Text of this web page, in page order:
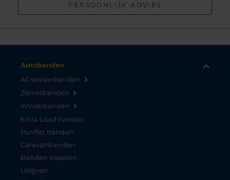
PERSOONLIJK ADVIES
Autobanden
All-seasonbanden
Zomerbanden
Winterbanden
Extra Load banden
Runflat banden
Caravanbanden
Banden wisselen
Uitlijnen